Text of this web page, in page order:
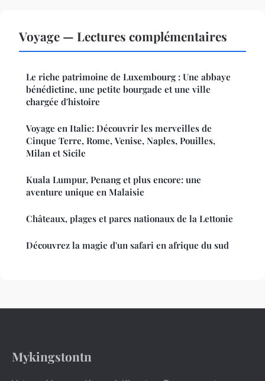
Voyage — Lectures complémentaires
Le riche patrimoine de Luxembourg : Une abbaye
bénédictine, une petite bourgade et une ville
chargée d'histoire
Voyage en Italie: Découvrir les merveilles de
Cinque Terre, Rome, Venise, Naples, Pouilles,
Milan et Sicile
Kuala Lumpur, Penang et plus encore: une
aventure unique en Malaisie
Châteaux, plages et parcs nationaux de la Lettonie
Découvrez la magie d'un safari en afrique du sud
Mykingstontn